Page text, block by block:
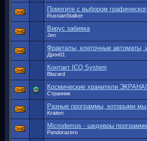
Помогите с выбором
RussianStalker
Вирус забияка
Jen
Фракталы, клеточные автоматы,
Дрон01
Контакт ICQ System
Blazard
Космические хранители ЭКРАНА!
Странник
Разные программы, которыми мы
Kraiten
Microdemos - шедевры
Pandorazero